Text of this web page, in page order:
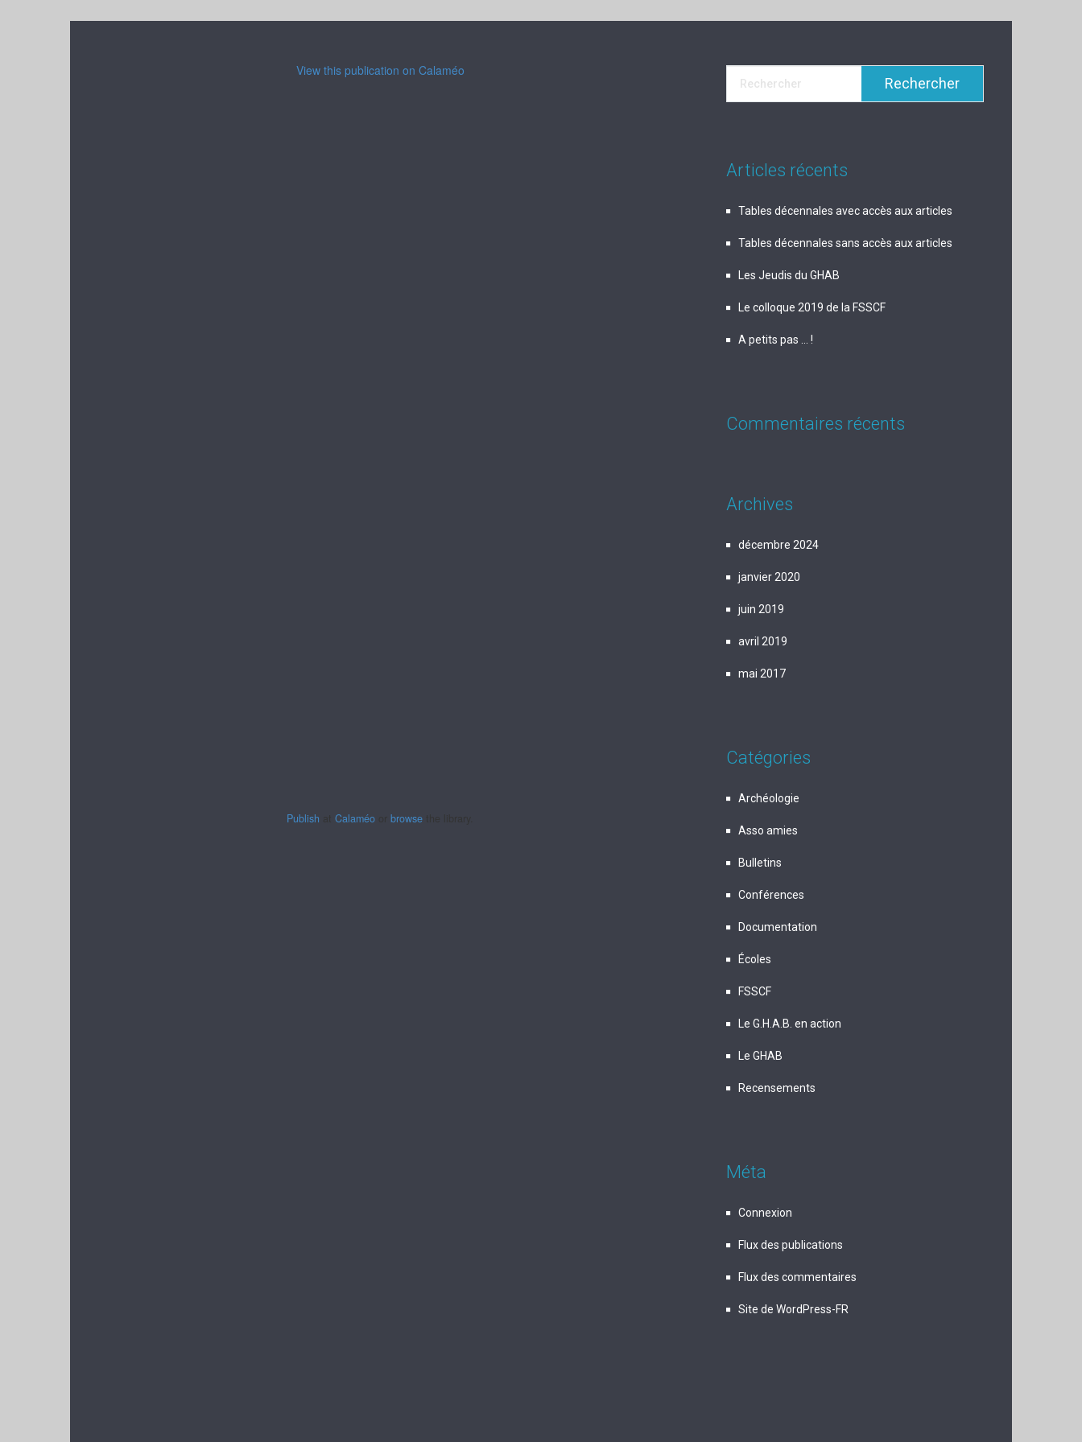
View this publication on Calaméo
Publish Calaméo browse
Articles récents
Tables décennales avec accès aux articles
Tables décennales sans accès aux articles
Les Jeudis du GHAB
Le colloque 2019 de la FSSCF
A petits pas … !
Commentaires récents
Archives
décembre 2024
janvier 2020
juin 2019
avril 2019
mai 2017
Catégories
Archéologie
Asso amies
Bulletins
Conférences
Documentation
Écoles
FSSCF
Le G.H.A.B. en action
Le GHAB
Recensements
Méta
Connexion
Flux des publications
Flux des commentaires
Site de WordPress-FR